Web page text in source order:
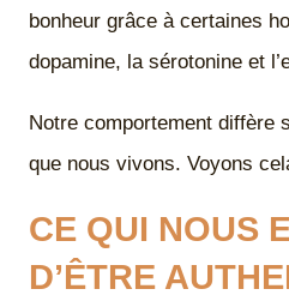
bonheur grâce à certaines
dopamine, la sérotonine et
Notre comportement diffère
que nous vivons. Voyons
CE QUI NOUS
D’ÊTRE